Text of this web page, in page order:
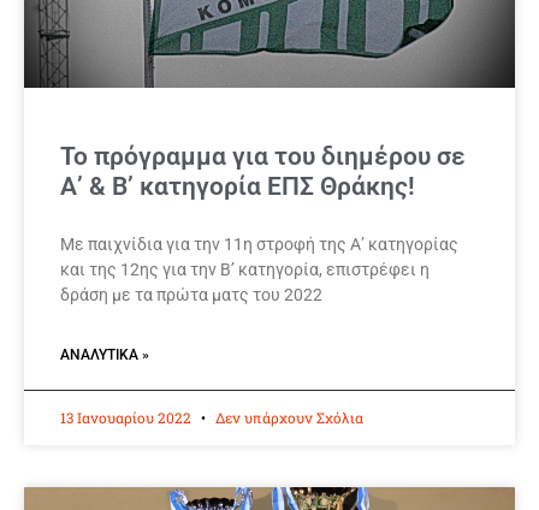
Το πρόγραμμα για του διημέρου σε
Α’ & Β’ κατηγορία ΕΠΣ Θράκης!
Με παιχνίδια για την 11η στροφή της Α’ κατηγορίας
και της 12ης για την Β’ κατηγορία, επιστρέφει η
δράση με τα πρώτα ματς του 2022
ΑΝΑΛΥΤΙΚΆ »
13 Ιανουαρίου 2022 Δεν υπάρχουν Σχόλια